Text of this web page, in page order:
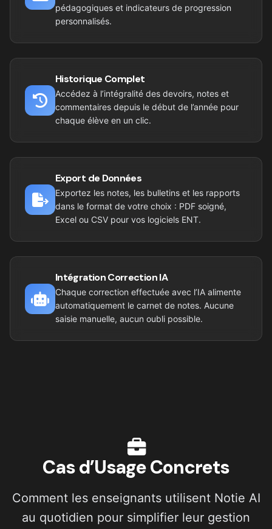
pédagogiques et indicateurs de progression
personnalisés.
Historique Complet
Accédez à l’intégralité des devoirs, notes et
commentaires depuis le début de l’année pour
chaque élève en un clic.
Export de Données
Exportez les notes, les bulletins et les rapports
dans le format de votre choix : PDF soigné,
Excel ou CSV pour vos logiciels ENT.
Intégration Correction IA
Chaque correction effectuée avec l’IA alimente
automatiquement le carnet de notes. Aucune
saisie manuelle, aucun oubli possible.
Cas d’Usage Concrets
Comment les enseignants utilisent Notie AI
au quotidien pour simplifier leur gestion